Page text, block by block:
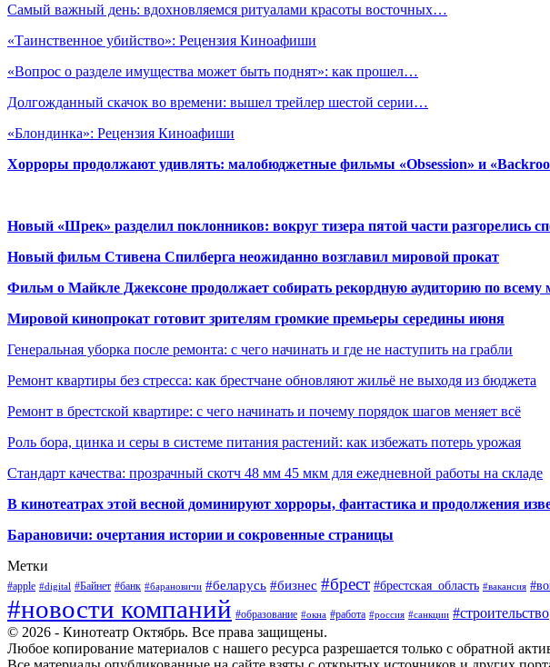
Самый важный день: вдохновляемся ритуалами красоты восточных…
«Таинственное убийство»: Рецензия Киноафиши
«Вопрос о разделе имущества может быть поднят»: как прошел…
Долгожданный скачок во времени: вышел трейлер шестой серии…
«Блондинка»: Рецензия Киноафиши
Хорроры продолжают удивлять: малобюджетные фильмы «Obsession» и
Новый «Шрек» разделил поклонников: вокруг тизера пятой части разгорелись
Новый фильм Стивена Спилберга неожиданно возглавил мировой прокат
Фильм о Майкле Джексоне продолжает собирать рекордную аудиторию по всему
Мировой кинопрокат готовит зрителям громкие премьеры середины июня
Генеральная уборка после ремонта: с чего начинать и где не наступить на грабли
Ремонт квартиры без стресса: как брестчане обновляют жильё не выходя из бюджета
Ремонт в брестской квартире: с чего начинать и почему порядок шагов меняет всё
Роль бора, цинка и серы в системе питания растений: как избежать потерь урожая
Стандарт качества: прозрачный скотч 48 мм 45 мкм для ежедневной работы на складе
В кинотеатрах этой весной доминируют хорроры, фантастика и продолжения
Барановичи: очертания истории и сокровенные страницы
Метки
#apple #digital #Байнет #банк #барановичи #беларусь #бизнес #брест #брестская_область #вакансия
#новости компаний #образование #окна #работа #россия #санкции #строительство
© 2026 - Кинотеатр Октябрь. Все права защищены.
Любое копирование материалов с нашего ресурса разрешается только с обратной